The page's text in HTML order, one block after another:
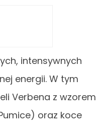
intensywnych
energii. W tym
Verbena z wzorem
oraz koce